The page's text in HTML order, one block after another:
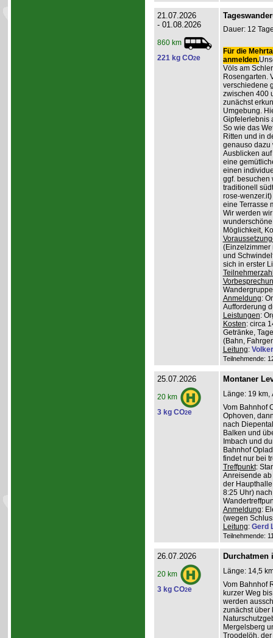
21.07.2026
- 01.08.2026
860 km
221 kg CO2e
Dauer: 12
Für die
anmelden.
Völs am
Rosengarten.
verschiedene
zwischen 400
zunächst
Umgebung.
Gipfelerlebnis
So wie das
Ritten und in
genauso dazu
Ausblicken
eine
einen
ggf. besuchen
traditionell
rose-
eine Terrasse
Wir werden
Möglichkeit,
(Einzelzimmer
und
sich in erster
Anmeldung:
Aufforderung
Leistungen:
Kosten: circa
Getränke,
(Bahn,
Leitung:
Teilnehmende:
25.07.2026
20 km
3 kg CO2e
Montaner
Länge: 19 km,
Vom Bahnhof
Ophoven,
nach
Balken und
Imbach und
Bahnhof
findet nur bei
Treffpunkt:
Anreisende
der
8:25 Uhr)
Anmeldung:
(wegen
Leitung: Gerd
Teilnehmende:
26.07.2026
20 km
3 kg CO2e
Durchatmen
Länge: 14,5
Vom Bahnhof
kurzer Weg
werden
zunächst über
Mergelsberg
Troodelöh,